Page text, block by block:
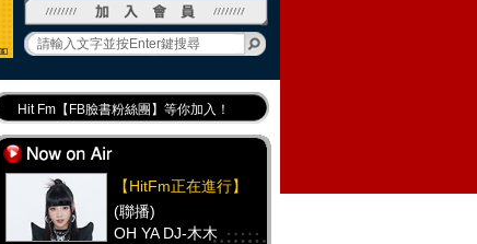
Hit Fm【FB臉書粉絲團】等你加入！
最專業《DJ推薦》好音樂千萬別錯過！
好康報報 最新優惠訊息都在這！
Hit Fm的【IG】新鮮又好玩快加入！
【HitFm正在進行】
(聯播)
OH YA DJ-木木